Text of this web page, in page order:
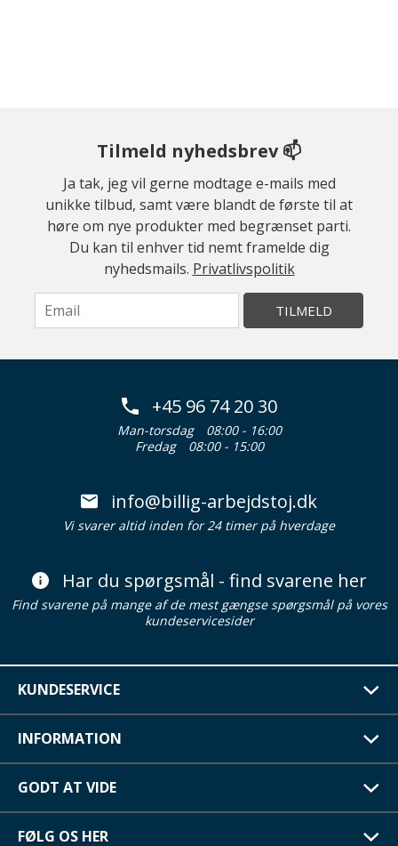
Tilmeld nyhedsbrev 📫
Ja tak, jeg vil gerne modtage e-mails med
unikke tilbud, samt være blandt de første til at
høre om nye produkter med begrænset parti.
Du kan til enhver tid nemt framelde dig
nyhedsmails. Privatlivspolitik
TILMELD
+45 96 74 20 30
Man-torsdag
08:00 - 16:00
Fredag
08:00 - 15:00
info@billig-arbejdstoj.dk
Vi svarer altid inden for 24 timer på hverdage
Har du spørgsmål - find svarene her
Find svarene på mange af de mest gængse spørgsmål på vores
kundeservicesider
KUNDESERVICE
INFORMATION
GODT AT VIDE
FØLG OS HER